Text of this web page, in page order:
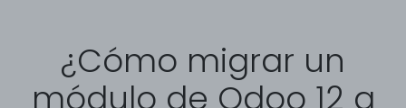
¿Cómo migrar un
módulo de Odoo 12 a